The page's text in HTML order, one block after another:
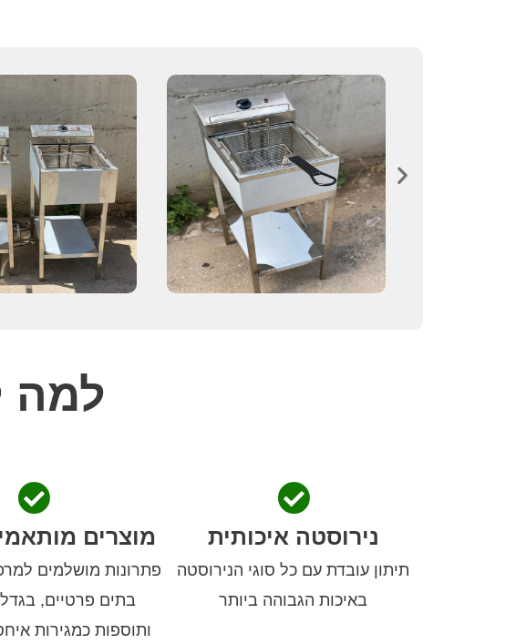
למה
נירוסטה איכותית
תיתון עובדת עם כל סוגי הנירוסטה
באיכות הגבוהה ביותר
מוצרים
פתרונות מושלמים
בתים פרטיים,
ותוספות כמגירות